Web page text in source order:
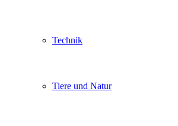
Technik
Tiere und Natur